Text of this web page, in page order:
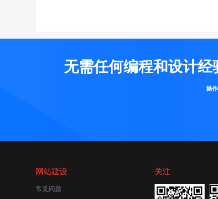
无需任何编程和设计
操
网站建设
常见问题
关注